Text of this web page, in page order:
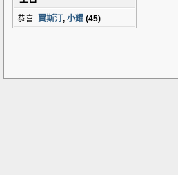
恭喜: 賈斯汀 , 小耀 (45)